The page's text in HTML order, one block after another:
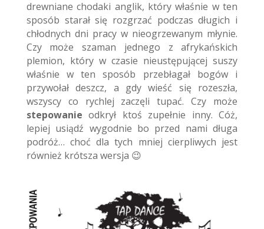
drewniane chodaki anglik, który właśnie w ten
sposób starał się rozgrzać podczas długich i
chłodnych dni pracy w nieogrzewanym młynie.
Czy może szaman jednego z afrykańskich
plemion, który w czasie nieustępującej suszy
właśnie w ten sposób przebłagał bogów i
przywołał deszcz, a gdy wieść się rozeszła,
wszyscy co rychlej zaczęli tupać. Czy może
stepowanie odkrył ktoś zupełnie inny. Cóż,
lepiej usiądź wygodnie bo przed nami długa
podróż…choć dla tych mniej cierpliwych jest
również krótsza wersja 😉